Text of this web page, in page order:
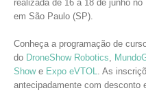
realizada de 16 a 18 de junho
em São Paulo (SP).
Conheça a programação de
do DroneShow Robotics, M
Showe Expo eVTOL. As
antecipadamente com desconto